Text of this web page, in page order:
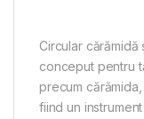
Circular cărămidă
conceput pentru
precum
fiind un